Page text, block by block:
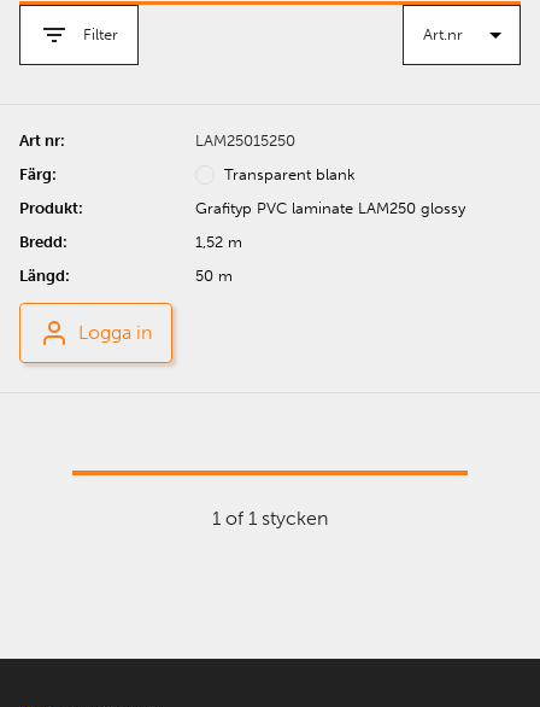
Filter
LAM25015250
Transparent blank
Grafityp PVC laminate LAM250 glossy
1,52 m
50 m
Logga in
1 of 1 stycken